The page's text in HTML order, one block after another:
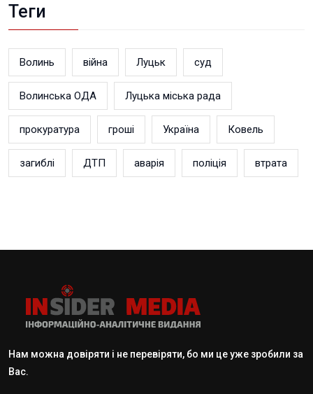
Теги
Волинь війна Луцьк суд
Волинська ОДА Луцька міська рада
прокуратура гроші Україна Ковель
загиблі ДТП аварія поліція втрата
Нам можна довіряти і не перевіряти, бо ми це уже зробили за
Вас.